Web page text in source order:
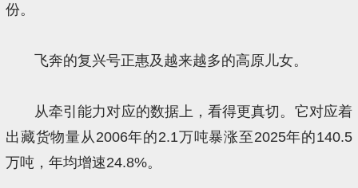
份。
飞奔的复兴号正惠及越来越多的高原儿女。
从牵引能力对应的数据上，看得更真切。它对应着
出藏货物量从2006年的2.1万吨暴涨至2025年的140.5
万吨，年均增速24.8%。